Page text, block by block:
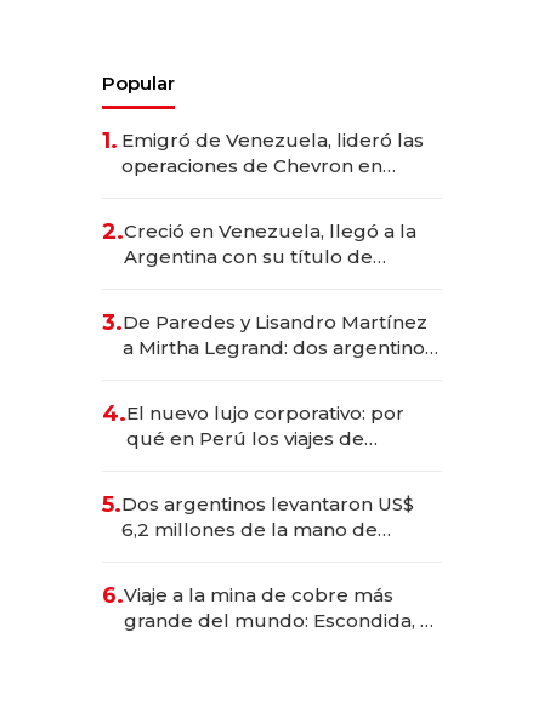
Popular
1. Emigró de Venezuela, lideró las
operaciones de Chevron en
2.Creció en Venezuela, llegó a la
Argentina con su título de
las marcas "fast premium"
3.De Paredes y Lisandro Martínez
a Mirtha Legrand: dos argentinos
4.El nuevo lujo corporativo: por
qué en Perú los viajes de
para convertirse en experiencias
transformadoras
5.Dos argentinos levantaron US$
6,2 millones de la mano de
6.Viaje a la mina de cobre más
grande del mundo: Escondida, el